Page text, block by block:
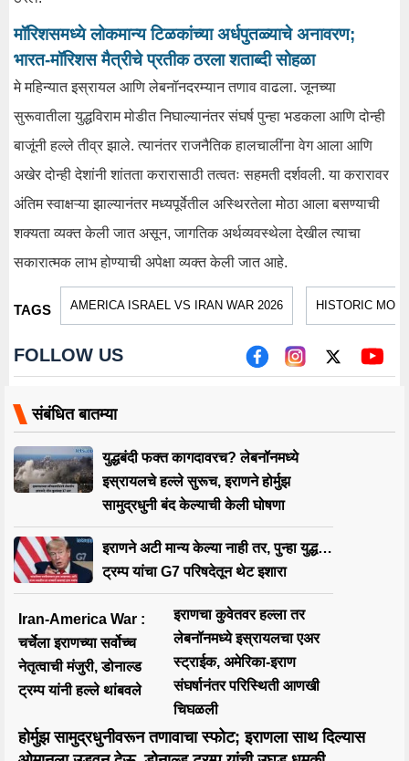
मॉरिशसमध्ये लोकमान्य टिळकांच्या अर्धपुतळ्याचे अनावरण;
भारत-मॉरिशस मैत्रीचे प्रतीक ठरला शताब्दी सोहळा
मे महिन्यात इस्रायल आणि लेबनॉनदरम्यान तणाव वाढला. जूनच्या
सुरूवातीला युद्धविराम मोडीत निघाल्यानंतर संघर्ष पुन्हा भडकला आणि दोन्ही
बाजूंनी हल्ले तीव्र झाले. त्यानंतर राजनैतिक हालचालींना वेग आला आणि
अखेर दोन्ही देशांनी शांतता करारासाठी तत्वतः सहमती दर्शवली. या करारावर
अंतिम स्वाक्षऱ्या झाल्यानंतर मध्यपूर्वेतील अस्थिरतेला मोठा आला बसण्याची
शक्यता व्यक्त केली जात असून, जागतिक अर्थव्यवस्थेला देखील त्याचा
सकारात्मक लाभ होण्याची अपेक्षा व्यक्त केली जात आहे.
TAGS AMERICA ISRAEL VS IRAN WAR 2026 HISTORIC
FOLLOW US
संबंधित बातम्या
युद्धबंदी फक्त कागदावरच? लेबनॉनमध्ये
इस्रायलचे हल्ले सुरूच, इराणने होर्मुझ
सामुद्रधुनी बंद केल्याची केली घोषणा
इराणने अटी मान्य केल्या नाही तर, पुन्हा युद्ध…
ट्रम्प यांचा G7 परिषदेतून थेट इशारा
Iran-America War :
चर्चेला इराणच्या सर्वोच्च
नेतृत्वाची मंजुरी, डोनाल्ड
ट्रम्प यांनी हल्ले थांबवले
इराणचा कुवेतवर हल्ला तर
लेबनॉनमध्ये इस्रायलचा एअर
स्ट्राईक, अमेरिका-इराण
संघर्षानंतर परिस्थिती आणखी
चिघळली
होर्मुझ सामुद्रधुनीवरून तणावाचा स्फोट; इराणला साथ दिल्यास